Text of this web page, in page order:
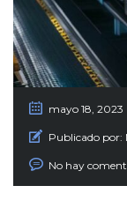
mayo 18, 2023
Publicado por:
No hay